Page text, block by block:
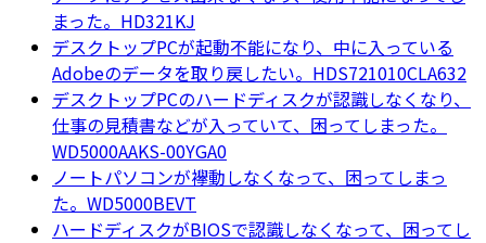
まった。HD321KJ
デスクトップPCが起動不能になり、中に入っている
Adobeのデータを取り戻したい。HDS721010CLA632
デスクトップPCのハードディスクが認識しなくなり、
仕事の見積書などが入っていて、困ってしまった。
WD5000AAKS-00YGA0
ノートパソコンが襷動しなくなって、困ってしまっ
た。WD5000BEVT
ハードディスクがBIOSで認識しなくなって、困ってし